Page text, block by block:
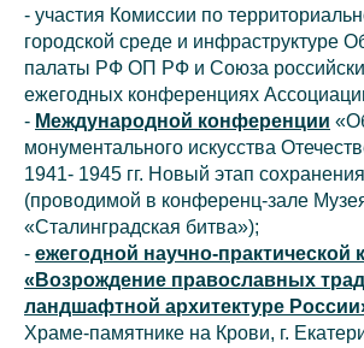
- участия Комиссии по
городской среде и инфраструктуре
палаты РФ ОП РФ и Союза
ежегодных конференциях
- Международной конференции
монументального искусства
1941- 1945 гг. Новый этап
(проводимой в конференц-зале
«Сталинградская битва»);
- ежегодной научно-практической
«Возрождение православных
ландшафтной архитектуре
Храме-памятнике на Крови, г.